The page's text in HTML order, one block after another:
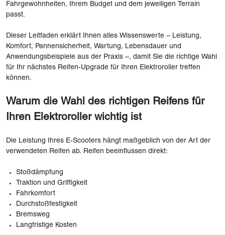
Fahrgewohnheiten, Ihrem Budget und dem jeweiligen Terrain
passt.
Dieser Leitfaden erklärt Ihnen alles Wissenswerte – Leistung,
Komfort, Pannensicherheit, Wartung, Lebensdauer und
Anwendungsbeispiele aus der Praxis –, damit Sie die richtige Wahl
für Ihr nächstes Reifen-Upgrade für Ihren Elektroroller treffen
können.
Warum die Wahl des richtigen Reifens für
Ihren Elektroroller wichtig ist
Die Leistung Ihres E-Scooters hängt maßgeblich von der Art der
verwendeten Reifen ab. Reifen beeinflussen direkt:
Stoßdämpfung
Traktion und Griffigkeit
Fahrkomfort
Durchstoßfestigkeit
Bremsweg
Langfristige Kosten